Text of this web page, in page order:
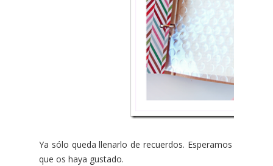
Ya sólo queda llenarlo de recuerdos. Esperamos
que os haya gustado.